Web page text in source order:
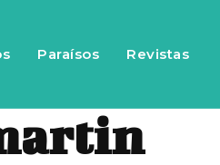
Paraísos Revistas